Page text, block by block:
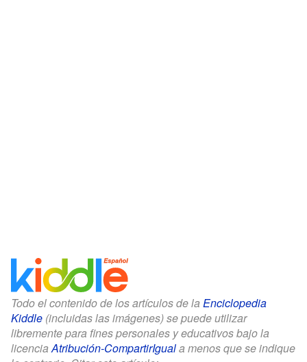
Todo el contenido de los artículos de la Enciclopedia
Kiddle (incluidas las imágenes) se puede utilizar
libremente para fines personales y educativos bajo la
licenciaAtribución-CompartirIguala menos que se indique